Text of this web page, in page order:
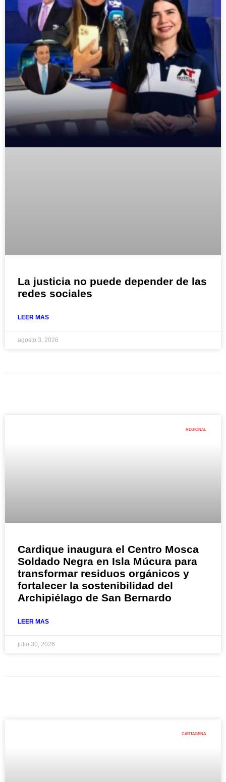
La justicia no puede depender de las
redes sociales
LEER MAS
agosto 3, 2026
REGIONAL
Cardique inaugura el Centro Mosca
Soldado Negra en Isla Múcura para
transformar residuos orgánicos y
fortalecer la sostenibilidad del
Archipiélago de San Bernardo
LEER MAS
julio 30, 2026
CARTAGENA